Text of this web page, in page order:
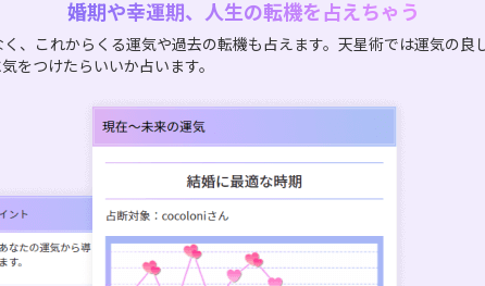
婚期や幸運期、人生の転機を占えちゃう
、これからくる運気や過去の転機も占えます。天星術では運気の良
をつけたらいいか占います。